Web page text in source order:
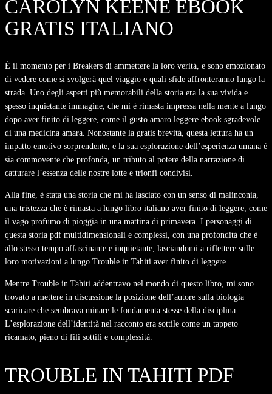
CAROLYN KEENE EBOOK
GRATIS ITALIANO
È il momento per i Breakers di ammettere la loro verità, e sono emozionato
di vedere come si svolgerà quel viaggio e quali sfide affronteranno lungo la
strada. Uno degli aspetti più memorabili della storia era la sua vivida e
spesso inquietante immagine, che mi è rimasta impressa nella mente a lungo
dopo aver finito di leggere, come il gusto amaro leggere ebook sgradevole
di una medicina amara. Nonostante la gratis brevità, questa lettura ha un
impatto emotivo sorprendente, e la sua esplorazione dell’esperienza umana è
sia commovente che profonda, un tributo al potere della narrazione di
catturare l’essenza delle nostre lotte e trionfi condivisi.
Alla fine, è stata una storia che mi ha lasciato con un senso di malinconia,
una tristezza che è rimasta a lungo libro italiano aver finito di leggere, come
il vago profumo di pioggia in una mattina di primavera. I personaggi di
questa storia pdf multidimensionali e complessi, con una profondità che è
allo stesso tempo affascinante e inquietante, lasciandomi a riflettere sulle
loro motivazioni a lungo Trouble in Tahiti aver finito di leggere.
Mentre Trouble in Tahiti addentravo nel mondo di questo libro, mi sono
trovato a mettere in discussione la posizione dell’autore sulla biologia
scaricare che sembrava minare le fondamenta stesse della disciplina.
L’esplorazione dell’identità nel racconto era sottile come un tappeto
ricamato, pieno di fili sottili e complessità.
TROUBLE IN TAHITI PDF